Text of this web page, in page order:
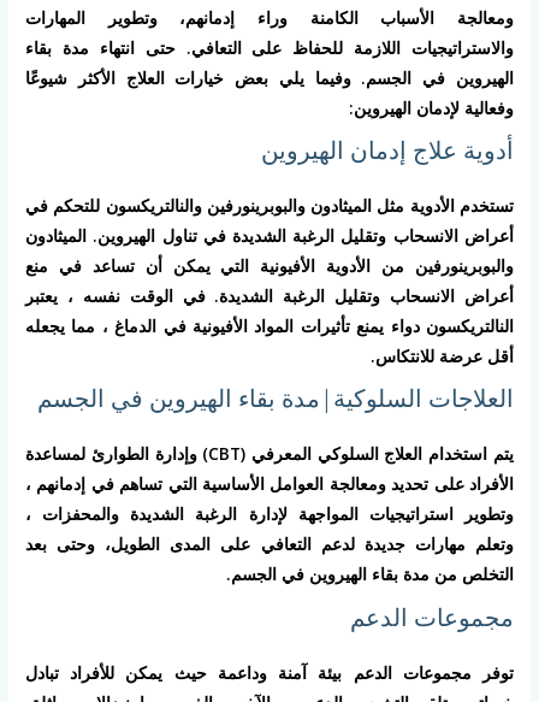
ومعالجة الأسباب الكامنة وراء إدمانهم، وتطوير المهارات
والاستراتيجيات اللازمة للحفاظ على التعافي. حتى انتهاء مدة بقاء
الهيروين في الجسم. وفيما يلي بعض خيارات العلاج الأكثر شيوعًا
وفعالية لإدمان الهيروين:
أدوية علاج إدمان الهيروين
تستخدم الأدوية مثل الميثادون والبوبرينورفين والنالتريكسون للتحكم في
أعراض الانسحاب وتقليل الرغبة الشديدة في تناول الهيروين. الميثادون
والبوبرينورفين من الأدوية الأفيونية التي يمكن أن تساعد في منع
أعراض الانسحاب وتقليل الرغبة الشديدة. في الوقت نفسه ، يعتبر
النالتريكسون دواء يمنع تأثيرات المواد الأفيونية في الدماغ ، مما يجعله
أقل عرضة للانتكاس.
العلاجات السلوكية|مدة بقاء الهيروين في الجسم
يتم استخدام العلاج السلوكي المعرفي (CBT) وإدارة الطوارئ لمساعدة
الأفراد على تحديد ومعالجة العوامل الأساسية التي تساهم في إدمانهم ،
وتطوير استراتيجيات المواجهة لإدارة الرغبة الشديدة والمحفزات ،
وتعلم مهارات جديدة لدعم التعافي على المدى الطويل، وحتى بعد
التخلص من مدة بقاء الهيروين في الجسم.
مجموعات الدعم
توفر مجموعات الدعم بيئة آمنة وداعمة حيث يمكن للأفراد تبادل